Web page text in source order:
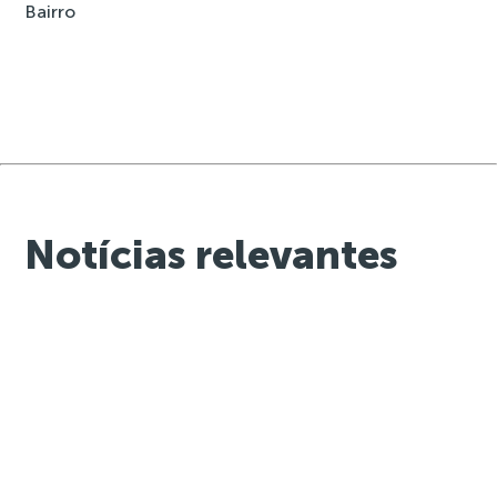
Bairro
Notícias relevantes